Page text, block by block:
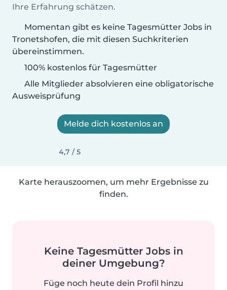
Ihre Erfahrung schätzen.
Momentan gibt es keine Tagesmütter Jobs in
Tronetshofen, die mit diesen Suchkriterien
übereinstimmen.
100% kostenlos für Tagesmütter
Alle Mitglieder absolvieren eine obligatorische
Ausweisprüfung
Melde dich kostenlos an
4,7 / 5
Karte herauszoomen, um mehr Ergebnisse zu
finden.
Keine Tagesmütter Jobs in
deiner Umgebung?
Füge noch heute dein Profil hinzu